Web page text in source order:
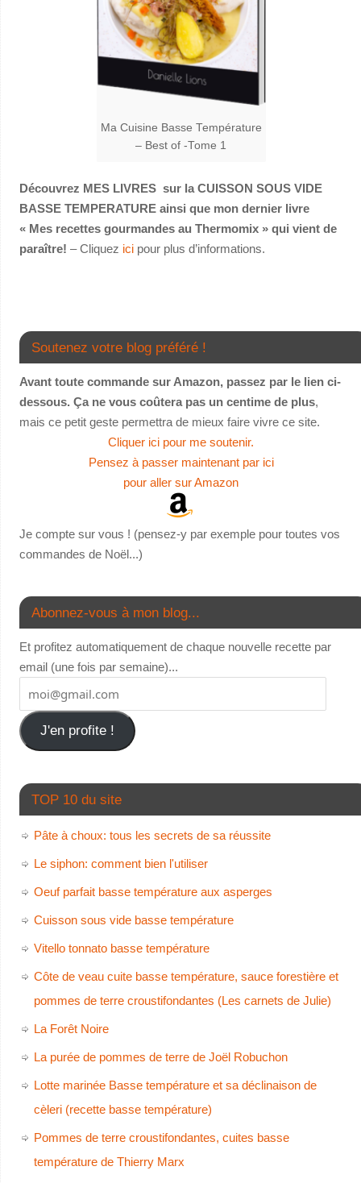
Ma Cuisine Basse Température
– Best of -Tome 1
Découvrez MES LIVRES sur la CUISSON SOUS VIDE
BASSE TEMPERATURE ainsi que mon dernier livre
« Mes recettes gourmandes au Thermomix » qui vient de
paraître! – Cliquez icipour plus d’informations.
Soutenez votre blog préféré !
Avant toute commande sur Amazon, passez par le lien ci-
dessous. Ça ne vous coûtera pas un centime de plus,
mais ce petit geste permettra de mieux faire vivre ce site.
Cliquer ici pour me soutenir.
Pensez à passer maintenant par ici
pour aller sur Amazon
Je compte sur vous ! (pensez-y par exemple pour toutes vos
commandes de Noël...)
Abonnez-vous à mon blog...
Et profitez automatiquement de chaque nouvelle recette par
email (une fois par semaine)...
J'en profite !
TOP 10 du site
Pâte à choux: tous les secrets de sa réussite
Le siphon: comment bien l'utiliser
Oeuf parfait basse température aux asperges
Cuisson sous vide basse température
Vitello tonnato basse température
Côte de veau cuite basse température, sauce forestière et
pommes de terre croustifondantes (Les carnets de Julie)
La Forêt Noire
La purée de pommes de terre de Joël Robuchon
Lotte marinée Basse température et sa déclinaison de
cèleri (recette basse température)
Pommes de terre croustifondantes, cuites basse
température de Thierry Marx